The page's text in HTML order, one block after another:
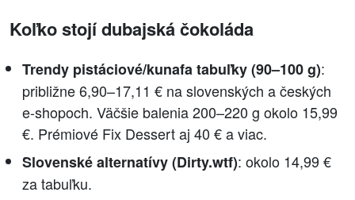
Koľko stojí dubajská čokoláda
Trendy pistáciové/kunafa tabuľky (90–100 g):
približne 6,90–17,11 € na slovenských a českých
e-shopoch. Väčšie balenia 200–220 g okolo 15,99
€. Prémiové Fix Dessert aj 40 € a viac.
Slovenské alternatívy (Dirty.wtf): okolo 14,99 €
za tabuľku.